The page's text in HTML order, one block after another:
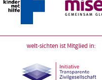
welt-sichten ist Mitglied in: